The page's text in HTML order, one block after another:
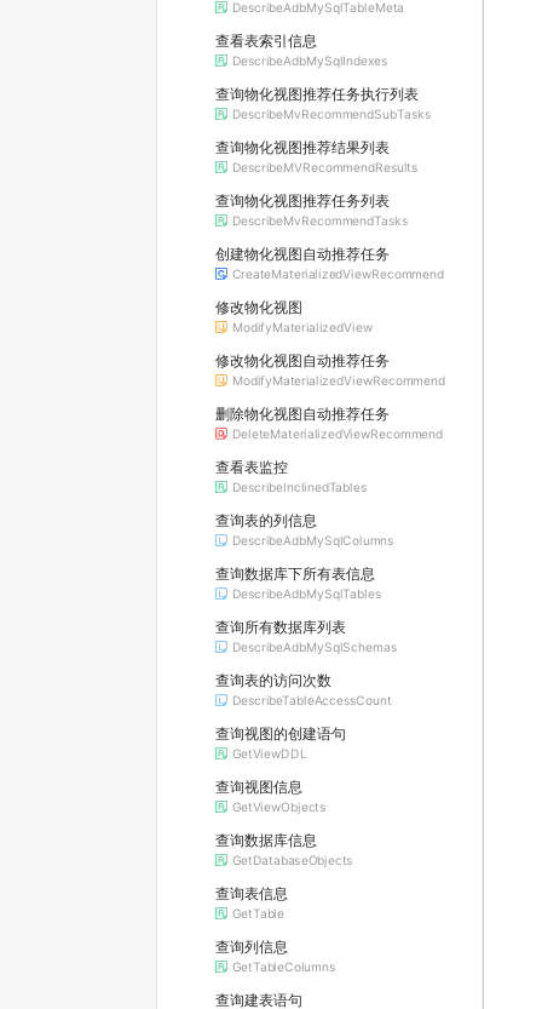
DescribeAdbMySqlTableMeta
查看表索引信息
DescribeAdbMySqlIndexes
查询物化视图推荐任务执行列表
DescribeMvRecommendSubTasks
查询物化视图推荐结果列表
DescribeMVRecommendResults
查询物化视图推荐任务列表
DescribeMvRecommendTasks
创建物化视图自动推荐任务
CreateMaterializedViewRecommend
修改物化视图
ModifyMaterializedView
修改物化视图自动推荐任务
ModifyMaterializedViewRecommend
删除物化视图自动推荐任务
DeleteMaterializedViewRecommend
查看表监控
DescribeInclinedTables
查询表的列信息
DescribeAdbMySqlColumns
查询数据库下所有表信息
DescribeAdbMySqlTables
查询所有数据库列表
DescribeAdbMySqlSchemas
查询表的访问次数
DescribeTableAccessCount
查询视图的创建语句
GetViewDDL
查询视图信息
GetViewObjects
查询数据库信息
GetDatabaseObjects
查询表信息
GetTable
查询列信息
GetTableColumns
查询建表语句